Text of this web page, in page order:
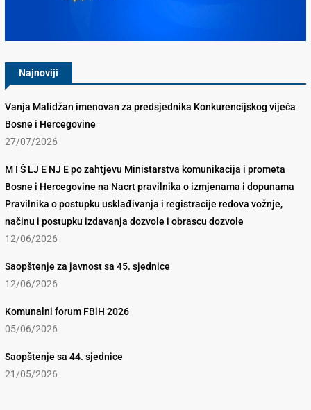
Najnoviji
Vanja Malidžan imenovan za predsjednika Konkurencijskog vijeća
Bosne i Hercegovine
27/07/2026
M I Š LJ E NJ E po zahtjevu Ministarstva komunikacija i prometa
Bosne i Hercegovine na Nacrt pravilnika o izmjenama i dopunama
Pravilnika o postupku usklađivanja i registracije redova vožnje,
načinu i postupku izdavanja dozvole i obrascu dozvole
12/06/2026
Saopštenje za javnost sa 45. sjednice
12/06/2026
Komunalni forum FBiH 2026
05/06/2026
Saopštenje sa 44. sjednice
21/05/2026